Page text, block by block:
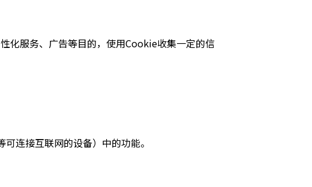
化服务、广告等目的，使用Cookie收集一定的信
连接互联网的设备）中的功能。